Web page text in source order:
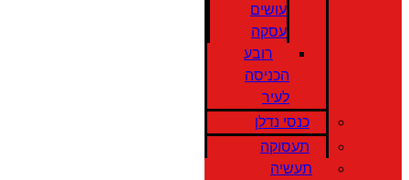
עושים
עסקה
רובע
הכניסה
לעיר
כנסי נדלן
תעסוקה
תעשיה